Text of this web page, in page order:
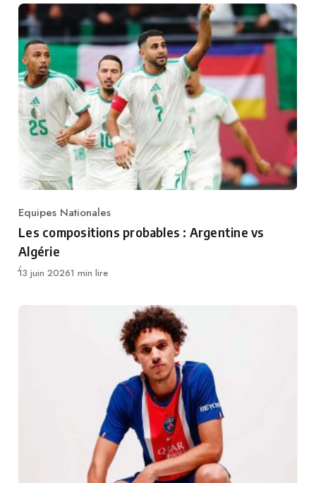
Category
Equipes Nationales
Les compositions probables : Argentine vs
Algérie
Publié
13 juin 20261 min lire